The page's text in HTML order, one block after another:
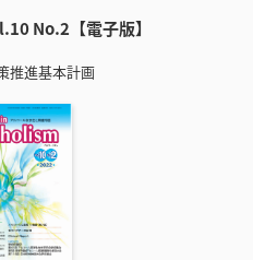
No.2【電子版】
推進基本計画